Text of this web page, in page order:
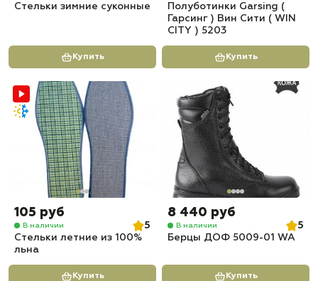
Стельки зимние суконные
Купить
Полуботинки Garsing (
Гарсинг ) Вин Сити ( WIN
CITY ) 5203
Купить
105 руб
В наличии
5
Стельки летние из 100%
льна
Купить
8 440 руб
В наличии
5
Берцы ДОФ 5009-01 WA
Купить